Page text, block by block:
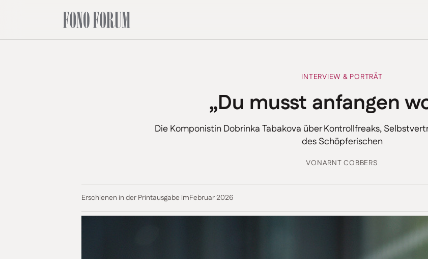
INTERVIEW & PORTRÄT
„Du musst anfangen
Die Komponistin Dobrinka Tabakova über Kontrollfreaks,
des Schöpferischen
VONARNT COBBERS
Erschienen in der Printausgabe imFebruar 2026